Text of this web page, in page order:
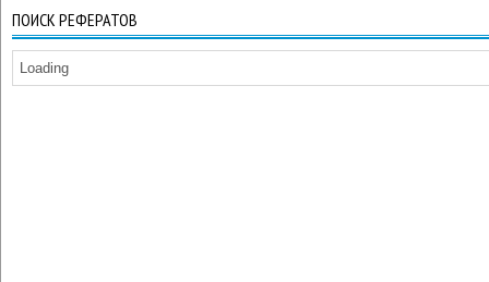
ПОИСК РЕФЕРАТОВ
Loading